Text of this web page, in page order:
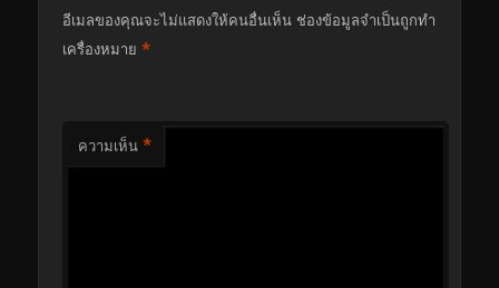
อีเมลของคุณจะไม่แสดงให้คนอื่นเห็น ช่องข้อมูลจำเป็นถูกทำ
เครื่องหมาย*
ความเห็น *